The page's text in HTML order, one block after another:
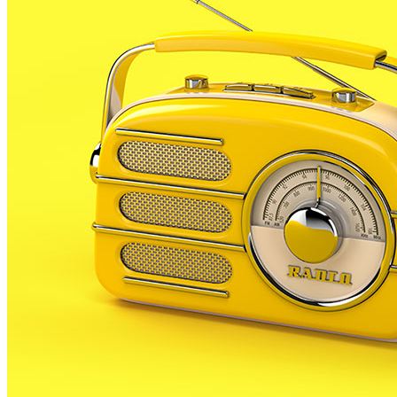
de neteja del fons marí que cada any realitza el
Voluntariat de l’Alt Maresme de Medi Ambient
Aquests any és el sisé consecutiu que aquests
voluntaris marquen un calendari d’actuació pel que
submarinistes es capbussen buscant i extraient
deixalles i residus dipositats al fons del mar.
La finalitat d’aquestes neteges del fons marí és
doble. Per una banda eliminar la brossa que s’hi ha
abocat i no s’ha integrat en el medi, o també allò que
ha estat colonitzat, però és perjudicial. Per l’altra
banda, es vol conscienciar la població perquè no
llenci brossa a les rieres, ni als rius, ni al mar